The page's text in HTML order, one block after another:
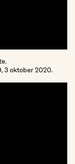
3 oktober 2020.